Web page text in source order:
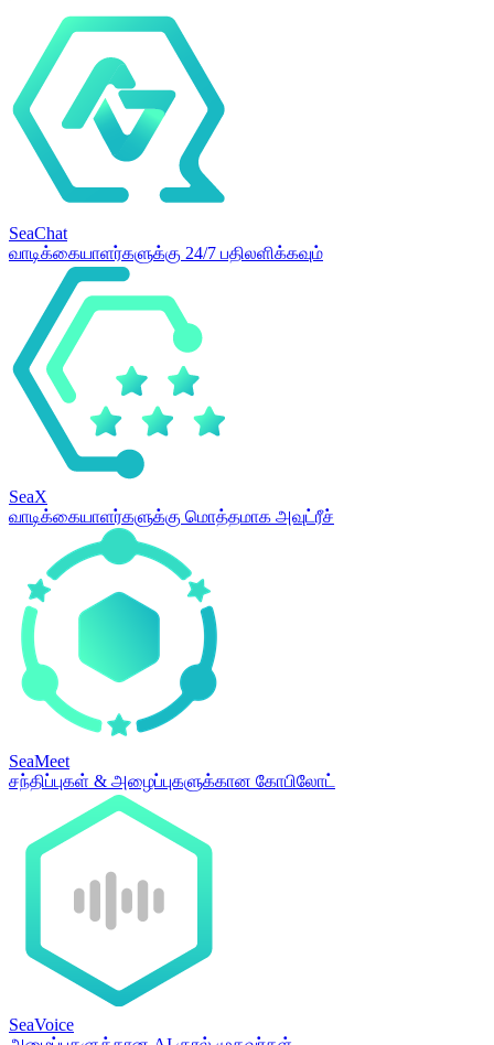
SeaChat
வாடிக்கையாளர்களுக்கு 24/7 பதிலளிக்கவும்
SeaX
வாடிக்கையாளர்களுக்கு மொத்தமாக அவுட்ரீச்
SeaMeet
சந்திப்புகள் & அழைப்புகளுக்கான கோபிலோட்
SeaVoice